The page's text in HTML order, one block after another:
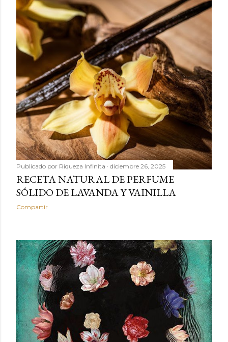
Publicado por Riqueza Infinita diciembre 26, 2025
RECETA NATURAL DE PERFUME
SÓLIDO DE LAVANDA Y VAINILLA
Compartir